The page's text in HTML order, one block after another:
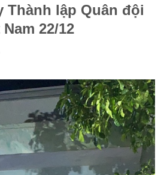
Thành lập Quân đội
22/12